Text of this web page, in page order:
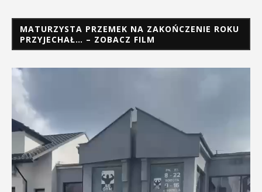
MATURZYSTA PRZEMEK NA ZAKOŃCZENIE ROKU
PRZYJECHAŁ… – ZOBACZ FILM
Odtwarzacz